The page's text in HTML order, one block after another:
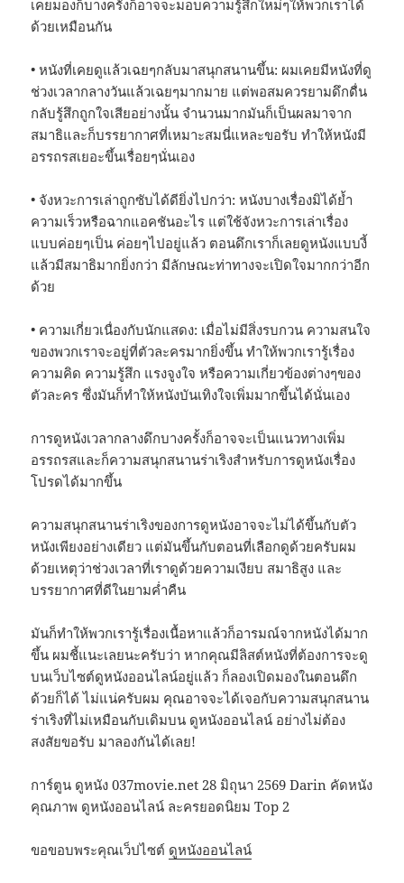
เคยมองก็บางครั้งก็อาจจะมอบความรู้สึกใหม่ๆให้พวกเราได้
ด้วยเหมือนกัน
• หนังที่เคยดูแล้วเฉยๆกลับมาสนุกสนานขึ้น: ผมเคยมีหนังที่ดู
ช่วงเวลากลางวันแล้วเฉยๆมากมาย แต่พอสมควรยามดึกดื่น
กลับรู้สึกถูกใจเสียอย่างนั้น จำนวนมากมันก็เป็นผลมาจาก
สมาธิและก็บรรยากาศที่เหมาะสมนี่แหละขอรับ ทำให้หนังมี
อรรถรสเยอะขึ้นเรื่อยๆนั่นเอง
• จังหวะการเล่าถูกซับได้ดียิ่งไปกว่า: หนังบางเรื่องมิได้ย้ำ
ความเร็วหรือฉากแอคชันอะไร แต่ใช้จังหวะการเล่าเรื่อง
แบบค่อยๆเป็น ค่อยๆไปอยู่แล้ว ตอนดึกเราก็เลยดูหนังแบบงี้
แล้วมีสมาธิมากยิ่งกว่า มีลักษณะท่าทางจะเปิดใจมากกว่าอีก
ด้วย
• ความเกี่ยวเนื่องกับนักแสดง: เมื่อไม่มีสิ่งรบกวน ความสนใจ
ของพวกเราจะอยู่ที่ตัวละครมากยิ่งขึ้น ทำให้พวกเรารู้เรื่อง
ความคิด ความรู้สึก แรงจูงใจ หรือความเกี่ยวข้องต่างๆของ
ตัวละคร ซึ่งมันก็ทำให้หนังบันเทิงใจเพิ่มมากขึ้นได้นั่นเอง
การดูหนังเวลากลางดึกบางครั้งก็อาจจะเป็นแนวทางเพิ่ม
อรรถรสและก็ความสนุกสนานร่าเริงสำหรับการดูหนังเรื่อง
โปรดได้มากขึ้น
ความสนุกสนานร่าเริงของการดูหนังอาจจะไม่ได้ขึ้นกับตัว
หนังเพียงอย่างเดียว แต่มันขึ้นกับตอนที่เลือกดูด้วยครับผม
ด้วยเหตุว่าช่วงเวลาที่เราดูด้วยความเงียบ สมาธิสูง และ
บรรยากาศที่ดีในยามค่ำคืน
มันก็ทำให้พวกเรารู้เรื่องเนื้อหาแล้วก็อารมณ์จากหนังได้มาก
ขึ้น ผมชี้แนะเลยนะครับว่า หากคุณมีลิสต์หนังที่ต้องการจะดู
บนเว็บไซต์ดูหนังออนไลน์อยู่แล้ว ก็ลองเปิดมองในตอนดึก
ด้วยก็ได้ ไม่แน่ครับผม คุณอาจจะได้เจอกับความสนุกสนาน
ร่าเริงที่ไม่เหมือนกับเดิมบน ดูหนังออนไลน์ อย่างไม่ต้อง
สงสัยขอรับ มาลองกันได้เลย!
การ์ตูน ดูหนัง 037movie.net 28 มิถุนา 2569 Darin คัดหนัง
คุณภาพ ดูหนังออนไลน์ ละครยอดนิยม Top 2
ขอขอบพระคุณเว็ปไซต์ ดูหนังออนไลน์